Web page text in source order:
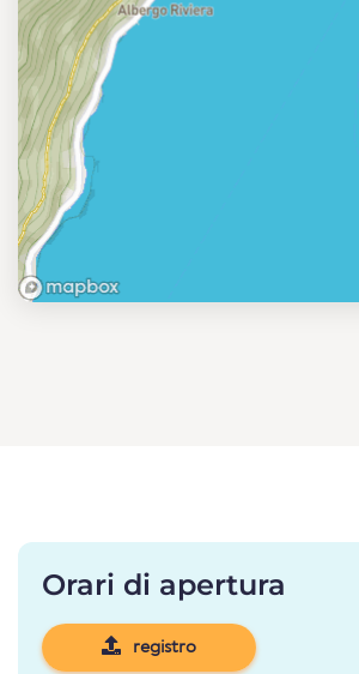
Orari di apertura
registro